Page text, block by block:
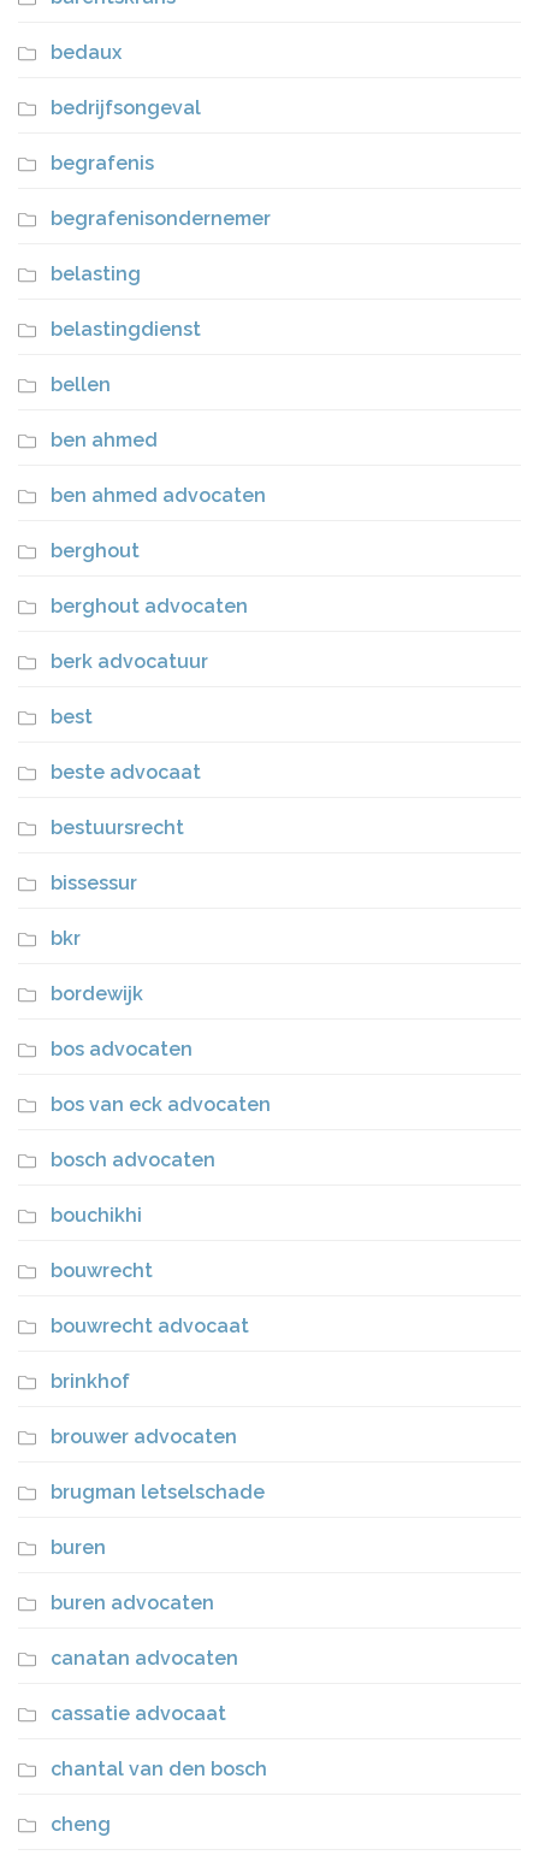
bedaux
bedrijfsongeval
begrafenis
begrafenisondernemer
belasting
belastingdienst
bellen
ben ahmed
ben ahmed advocaten
berghout
berghout advocaten
berk advocatuur
best
beste advocaat
bestuursrecht
bissessur
bkr
bordewijk
bos advocaten
bos van eck advocaten
bosch advocaten
bouchikhi
bouwrecht
bouwrecht advocaat
brinkhof
brouwer advocaten
brugman letselschade
buren
buren advocaten
canatan advocaten
cassatie advocaat
chantal van den bosch
cheng